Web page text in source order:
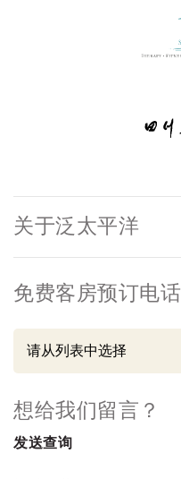
关于泛太平洋
免费客房预订电话
想给我们留言？
发送查询